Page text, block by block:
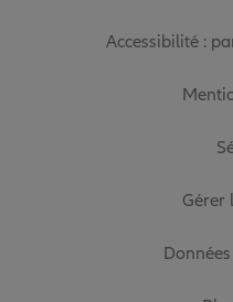
Accessibilité :
Gérer